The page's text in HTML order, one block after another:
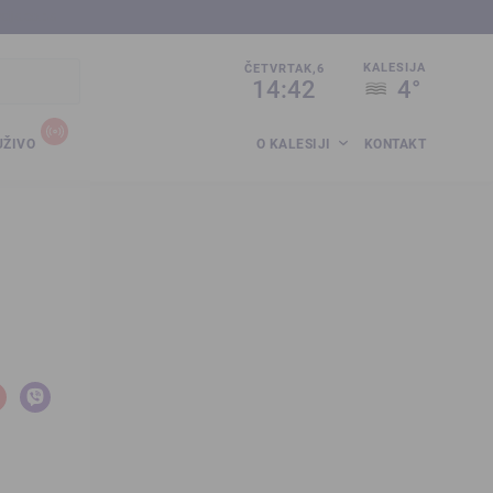
ČETVRTAK,6
14:42
KALESIJA
4°
O KALESIJI KONTAKT